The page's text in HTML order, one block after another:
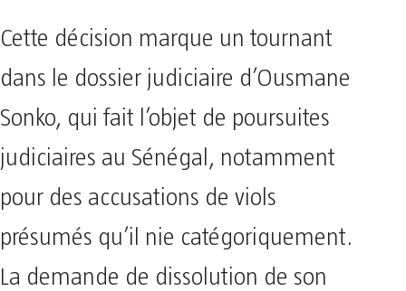
Cette décision marque un tournant
dans le dossier judiciaire d’Ousmane
Sonko, qui fait l’objet de poursuites
judiciaires au Sénégal, notamment
pour des accusations de viols
présumés qu’il nie catégoriquement.
La demande de dissolution de son